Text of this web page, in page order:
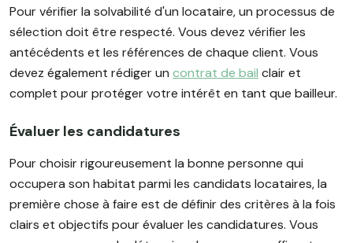
Pour vérifier la solvabilité d'un locataire, un processus de
sélection doit être respecté. Vous devez vérifier les
antécédents et les références de chaque client. Vous
devez également rédiger un contrat de bail clair et
complet pour protéger votre intérêt en tant que bailleur.
Évaluer les candidatures
Pour choisir rigoureusement la bonne personne qui
occupera son habitat parmi les candidats locataires, la
première chose à faire est de définir des critères à la fois
clairs et objectifs pour évaluer les candidatures. Vous